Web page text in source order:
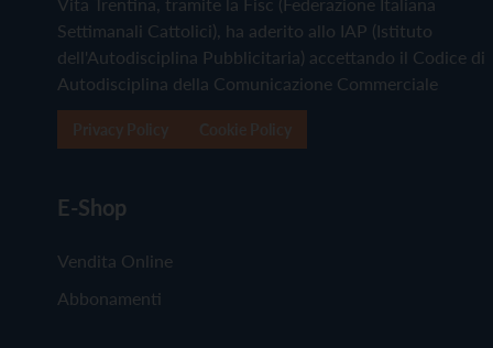
Vita Trentina, tramite la Fisc (Federazione Italiana
Settimanali Cattolici), ha aderito allo IAP (Istituto
dell'Autodisciplina Pubblicitaria) accettando il Codice di
Autodisciplina della Comunicazione Commerciale
E-Shop
Vendita Online
Abbonamenti